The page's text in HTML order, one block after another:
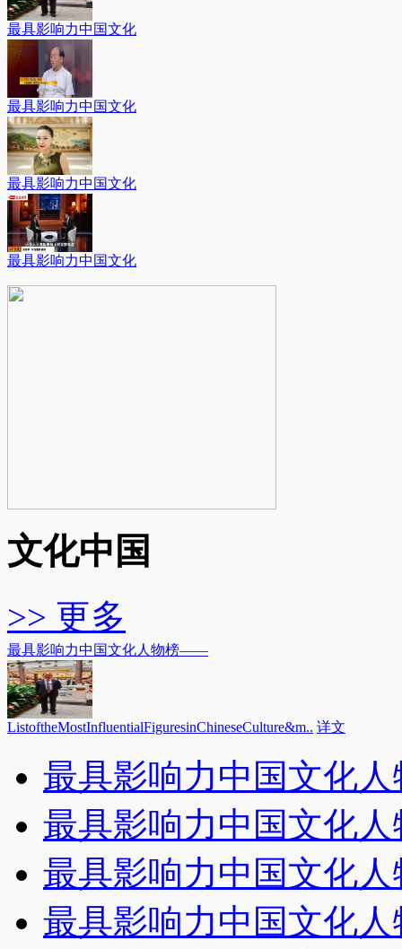
最具影响力中国文化
最具影响力中国文化
最具影响力中国文化
最具影响力中国文化
文化中国
>> 更多
最具影响力中国文化人物榜——
ListoftheMostInfluentialFiguresinChineseCulture&m.. 详文
最具影响力中国文化
最具影响力中国文化
最具影响力中国文化
最具影响力中国文化